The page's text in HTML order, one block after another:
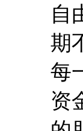
自
期
每
资